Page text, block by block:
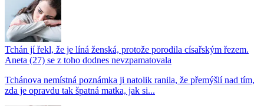
Tchán jí řekl, že je líná ženská, protože porodila císařským řezem.
Aneta (27) se z toho dodnes nevzpamatovala
Tchánova nemístná poznámka ji natolik ranila, že přemýšlí nad tím,
zda je opravdu tak špatná matka, jak si...